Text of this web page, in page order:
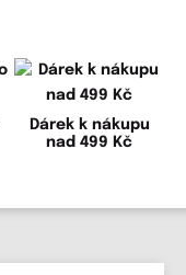
Dárek k nákupu
nad 499 Kč